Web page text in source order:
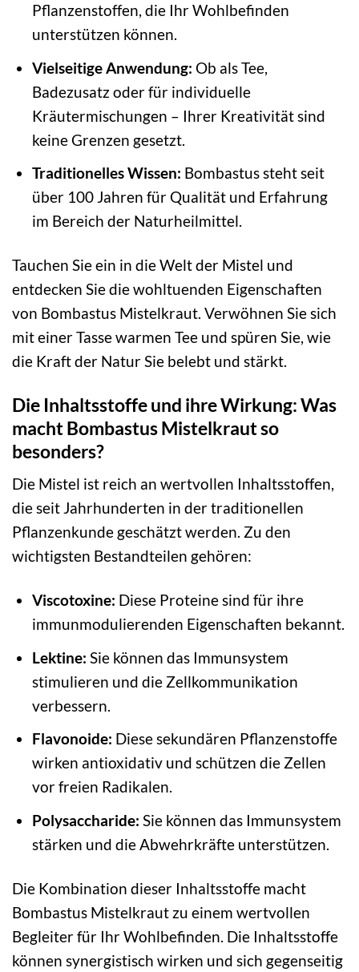
Pflanzenstoffen, die Ihr Wohlbefinden
unterstützen können.
Vielseitige Anwendung: Ob als Tee,
Badezusatz oder für individuelle
Kräutermischungen – Ihrer Kreativität sind
keine Grenzen gesetzt.
Traditionelles Wissen: Bombastus steht seit
über 100 Jahren für Qualität und Erfahrung
im Bereich der Naturheilmittel.
Tauchen Sie ein in die Welt der Mistel und
entdecken Sie die wohltuenden Eigenschaften
von Bombastus Mistelkraut. Verwöhnen Sie sich
mit einer Tasse warmen Tee und spüren Sie, wie
die Kraft der Natur Sie belebt und stärkt.
Die Inhaltsstoffe und ihre Wirkung: Was
macht Bombastus Mistelkraut so
besonders?
Die Mistel ist reich an wertvollen Inhaltsstoffen,
die seit Jahrhunderten in der traditionellen
Pflanzenkunde geschätzt werden. Zu den
wichtigsten Bestandteilen gehören:
Viscotoxine: Diese Proteine sind für ihre
immunmodulierenden Eigenschaften bekannt.
Lektine: Sie können das Immunsystem
stimulieren und die Zellkommunikation
verbessern.
Flavonoide: Diese sekundären Pflanzenstoffe
wirken antioxidativ und schützen die Zellen
vor freien Radikalen.
Polysaccharide: Sie können das Immunsystem
stärken und die Abwehrkräfte unterstützen.
Die Kombination dieser Inhaltsstoffe macht
Bombastus Mistelkraut zu einem wertvollen
Begleiter für Ihr Wohlbefinden. Die Inhaltsstoffe
können synergistisch wirken und sich gegenseitig